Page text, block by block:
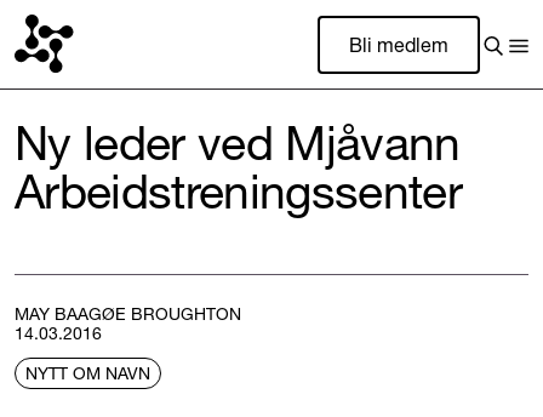
Bli medlem
Ny leder ved Mjåvann
Arbeidstreningssenter
MAY BAAGØE BROUGHTON
14.03.2016
NYTT OM NAVN